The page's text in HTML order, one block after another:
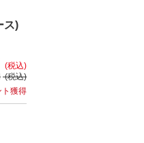
ス)
(税込)
(税込)
獲得